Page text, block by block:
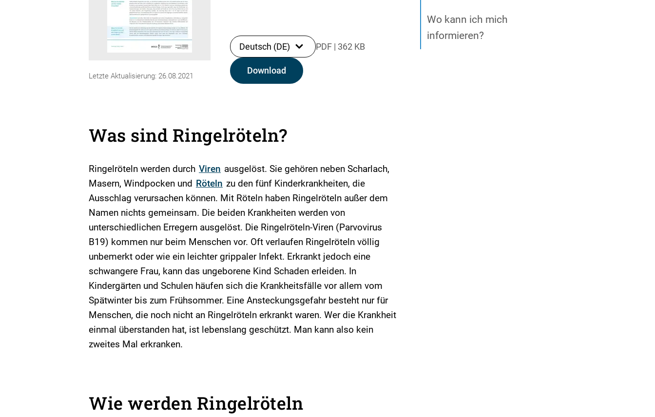
Letzte Aktualisierung: 26.08.2021
Deutsch (DE) PDF | 362 KB
Download
Was sind Ringelröteln?
Ringelröteln werden durch Viren ausgelöst. Sie gehören neben Scharlach,
Masern, Windpocken und Röteln zu den fünf Kinderkrankheiten, die
Ausschlag verursachen können. Mit Röteln haben Ringelröteln außer dem
Namen nichts gemeinsam. Die beiden Krankheiten werden von
unterschiedlichen Erregern ausgelöst. Die Ringelröteln-Viren (Parvovirus
B19) kommen nur beim Menschen vor. Oft verlaufen Ringelröteln völlig
unbemerkt oder wie ein leichter grippaler Infekt. Erkrankt jedoch eine
schwangere Frau, kann das ungeborene Kind Schaden erleiden. In
Kindergärten und Schulen häufen sich die Krankheitsfälle vor allem vom
Spätwinter bis zum Frühsommer. Eine Ansteckungsgefahr besteht nur für
Menschen, die noch nicht an Ringelröteln erkrankt waren. Wer die Krankheit
einmal überstanden hat, ist lebenslang geschützt. Man kann also kein
zweites Mal erkranken.
Wie werden Ringelröteln
Wo kann ich mich
informieren?